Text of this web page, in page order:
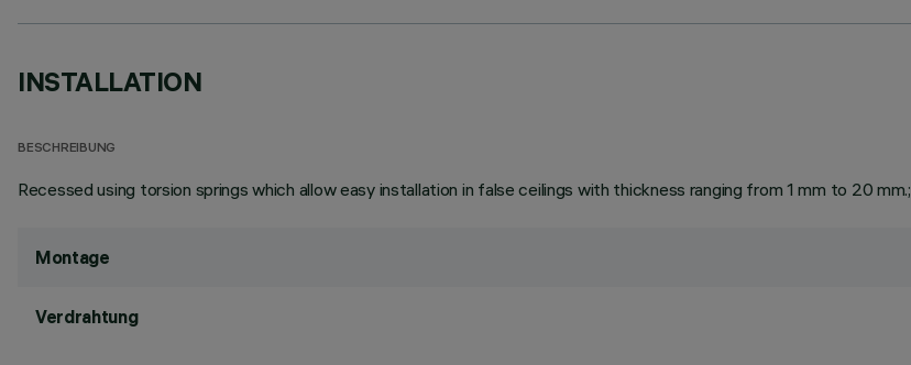
INSTALLATION
BESCHREIBUNG
Recessed using torsion springs which allow easy installation in false ceilings with thickness ranging from 1 mm to 20 mm.;
Montage
Verdrahtung